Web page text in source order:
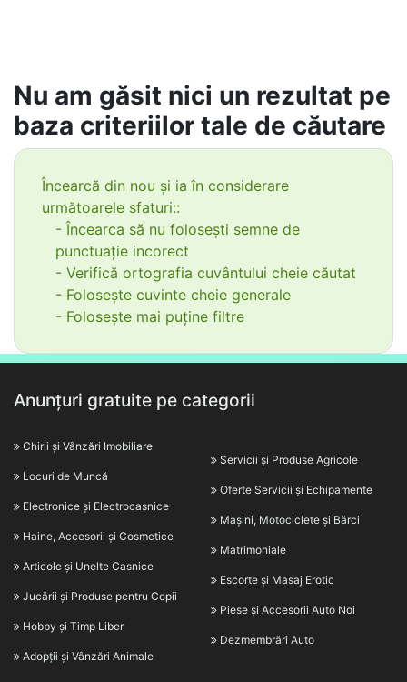
Nu am găsit nici un rezultat pe
baza criteriilor tale de căutare
Încearcă din nou și ia în considerare
următoarele sfaturi::
- Încearca să nu folosești semne de
punctuație incorect
- Verifică ortografia cuvântului cheie căutat
- Folosește cuvinte cheie generale
- Folosește mai puține filtre
Anunțuri gratuite pe categorii
Chirii și Vânzări Imobiliare
Locuri de Muncă
Electronice și Electrocasnice
Haine, Accesorii și Cosmetice
Articole și Unelte Casnice
Jucării și Produse pentru Copii
Hobby și Timp Liber
Adopții și Vânzări Animale
Servicii și Produse Agricole
Oferte Servicii și Echipamente
Mașini, Motociclete și Bărci
Matrimoniale
Escorte și Masaj Erotic
Piese și Accesorii Auto Noi
Dezmembrări Auto